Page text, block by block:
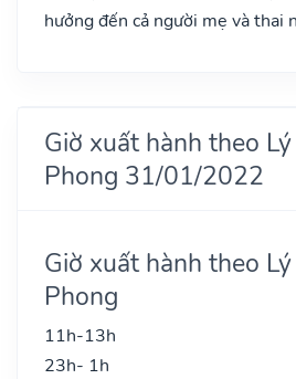
hưởng đến cả người mẹ và thai
Giờ xuất hành theo
Phong 31/01/2022
Giờ xuất hành theo
Phong
11h-13h
23h- 1h